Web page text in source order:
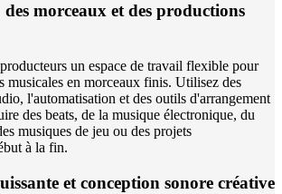
des morceaux et des productions
un espace de travail flexible pour
musicales en morceaux finis. Utilisez des
l'automatisation et des outils d'arrangement
des beats, de la musique électronique, du
musiques de jeu ou des projets
à la fin.
et conception sonore créative